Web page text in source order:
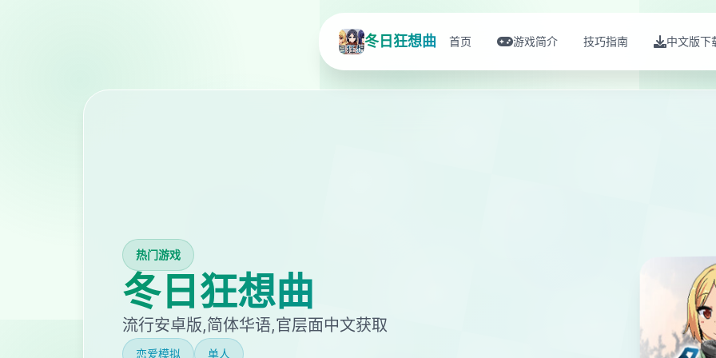
冬日狂想曲 首页 游戏简介 技巧指南 中文版下
热门游戏
冬日狂想曲
流行安卓版,简体华语,官层面中文获取
恋爱模拟 单人